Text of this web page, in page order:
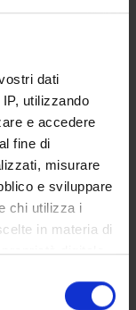
dati
utilizzando
e accedere
fine di
misurare
e sviluppare
chi utilizza i
in materia di
digitale
in qualsiasi
Luigina